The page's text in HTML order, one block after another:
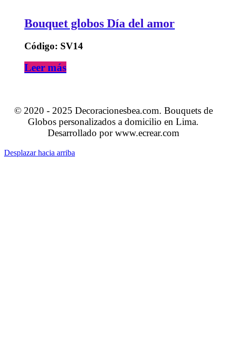
Bouquet globos Día del amor
Código: SV14
Leer más
© 2020 - 2025 Decoracionesbea.com. Bouquets de
Globos personalizados a domicilio en Lima.
Desarrollado por www.ecrear.com
Desplazar hacia arriba